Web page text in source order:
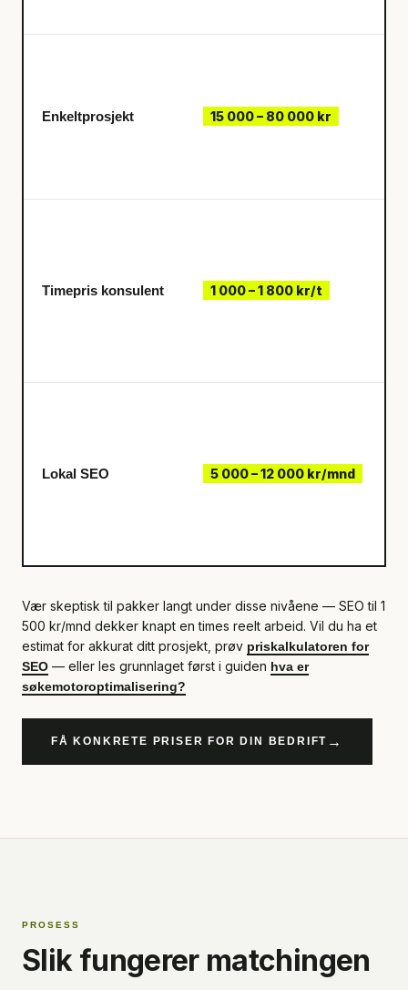
Enkeltprosjekt 15 000 – 80 000 kr
Timepris konsulent 1 000 – 1 800 kr/t
Lokal SEO 5 000 – 12 000 kr/mnd
Vær skeptisk til pakker langt under disse nivåene — SEO til 1
500 kr/mnd dekker knapt en times reelt arbeid. Vil du ha et
estimat for akkurat ditt prosjekt, prøv priskalkulatoren for
SEO — eller les grunnlaget først i guiden hva er
søkemotoroptimalisering?
FÅ KONKRETE PRISER FOR DIN BEDRIFT →
PROSESS
Slik fungerer matchingen